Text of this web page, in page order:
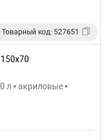
Товарный код: 527651
л • акриловые •